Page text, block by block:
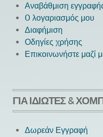
Next
Αναβάθμιση
O λογαριασμός μου
Διαφήμιση
Οδηγίες χρήσης
Επικοινωνήστε μαζί
ΓΙΑ ΙΔΙΏΤΕΣ &
Δωρεάν Εγγραφή